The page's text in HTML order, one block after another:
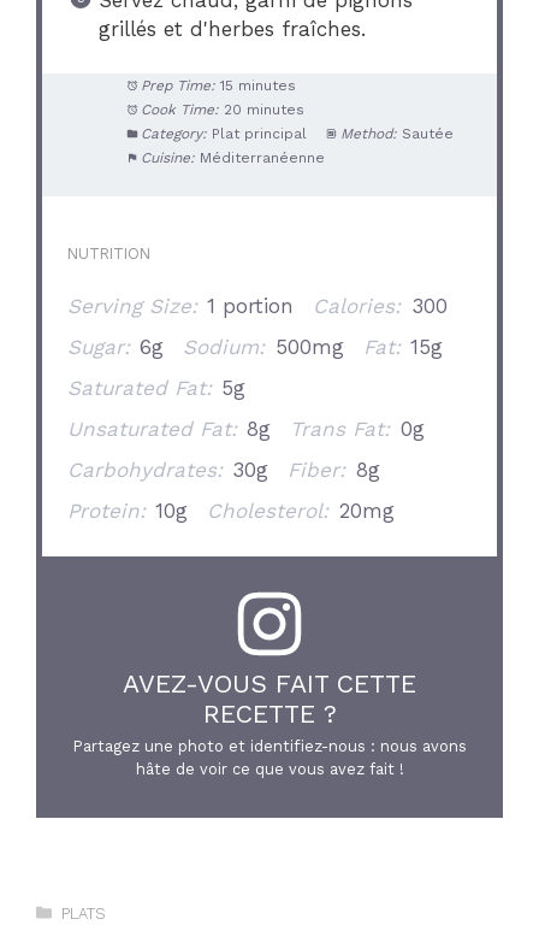
grillés et d'herbes fraîches.
Prep Time: 15 minutes
Cook Time: 20 minutes
Category: Plat principal Method: Sautée
Cuisine: Méditerranéenne
NUTRITION
Serving Size: 1 portion Calories: 300
Sugar: 6g Sodium: 500mg Fat: 15g
Saturated Fat: 5g
Unsaturated Fat: 8g Trans Fat: 0g
Carbohydrates: 30g Fiber: 8g
Protein: 10g Cholesterol: 20mg
AVEZ-VOUS FAIT CETTE
RECETTE ?
Partagez une photo et identifiez-nous : nous avons
hâte de voir ce que vous avez fait !
Catégories
PLATS